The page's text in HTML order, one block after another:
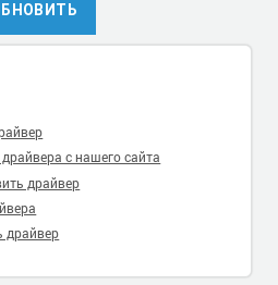
с нашего сайта
драйвер
драйвер